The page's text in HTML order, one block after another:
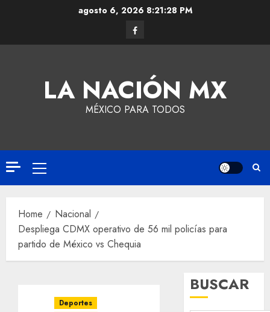
agosto 6, 2026 8:21:28 PM
LA NACIÓN MX
MÉXICO PARA TODOS
Home
Nacional
Despliega CDMX operativo de 56 mil policías para
partido de México vs Chequia
Deportes
BUSCAR